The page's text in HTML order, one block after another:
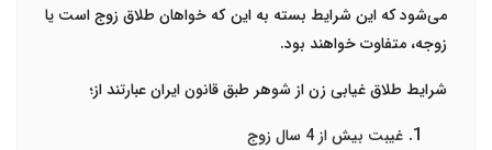
می‌شود که این شرایط بسته به این که خواهان طلاق زوج است یا
زوجه، متفاوت خواهند بود.
شرایط طلاق غیابی زن از شوهر طبق قانون ایران عبارتند از؛
غیبت بیش از 4 سال زوج